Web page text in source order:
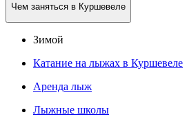
Чем заняться в Куршевеле
Зимой
Катание на лыжах в Куршевеле
Аренда лыж
Лыжные школы